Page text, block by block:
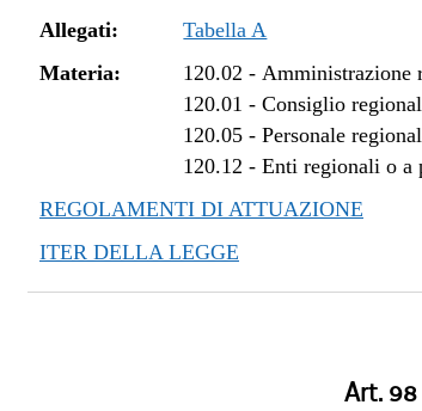
Allegati:
Tabella A
Materia:
120.02 -Amministrazione
120.01 -Consiglio
120.05 -Personale
120.12 -Enti regionali o a
REGOLAMENTI DI ATTUAZIONE
ITER DELLA LEGGE
Art.